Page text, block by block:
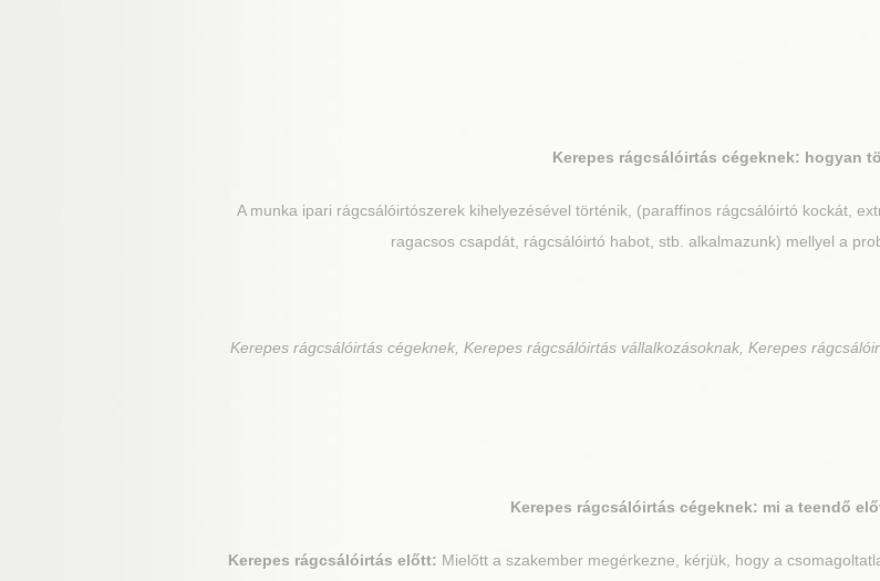
Kerepes rágcsálóirtás cégeknek: hogyan
A munka ipari rágcsálóirtószerek kihelyezésével történik, (paraffinos rágcsálóirtó kockát,
ragacsos csapdát, rágcsálóirtó habot, stb. alkalmazunk) mellyel a
Kerepes rágcsálóirtás cégeknek, Kerepes rágcsálóirtás vállalkozásoknak, Kerepes
Kerepes rágcsálóirtás cégeknek: mi a teendő
Kerepes rágcsálóirtás előtt: Mielőtt a szakember megérkezne, kérjük, hogy a